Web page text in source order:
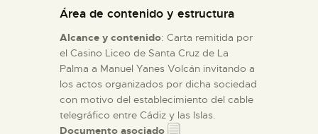
Área de contenido y estructura
Alcance y contenido: Carta remitida por
el Casino Liceo de Santa Cruz de La
Palma a Manuel Yanes Volcán invitando a
los actos organizados por dicha sociedad
con motivo del establecimiento del cable
telegráfico entre Cádiz y las Islas.
Documento asociado